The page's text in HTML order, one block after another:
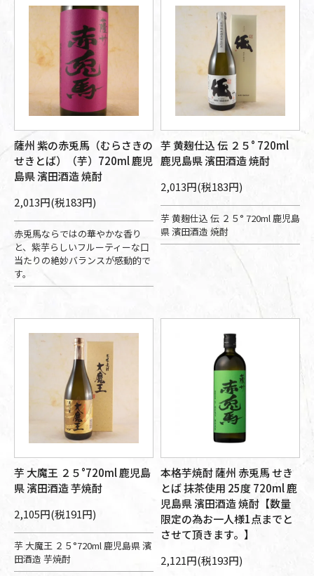
薩州 紫の赤兎馬（むらさきの
せきとば）（芋）720ml 鹿児
島県 濱田酒造 焼酎
2,013円(税183円)
赤兎馬ならではの華やかな香り
と、紫芋らしいフルーティーな口
当たりの絶妙バランスが感動的で
す。
芋 黄麹仕込 伝 ２５° 720ml
鹿児島県 濱田酒造 焼酎
2,013円(税183円)
芋 黄麹仕込 伝 ２５° 720ml 鹿児島
県 濱田酒造 焼酎
芋 大魔王 ２５°720ml 鹿児島
県 濱田酒造 芋焼酎
2,105円(税191円)
芋 大魔王 ２５°720ml 鹿児島県 濱
田酒造 芋焼酎
本格芋焼酎 薩州 赤兎馬 せき
とば 抹茶使用 25度 720ml 鹿
児島県 濱田酒造 焼酎【数量
限定の為お一人様1点までと
させて頂きます。】
2,121円(税193円)